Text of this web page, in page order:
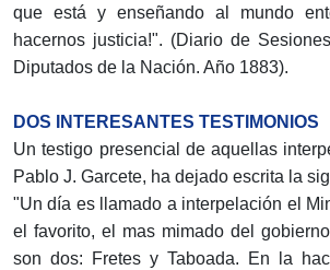
que está y enseñando al mundo
hacernos justicia!". (Diario de
Diputados de la Nación. Año 1883).
DOS INTERESANTES TESTIMONIOS
Un testigo presencial de aquellas
Pablo J. Garcete, ha dejado escrita la
"Un día es llamado a interpelación el
el favorito, el mas mimado del
son dos: Fretes y Taboada. En la